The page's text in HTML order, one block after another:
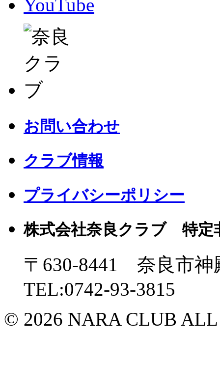
YouTube
お問い合わせ
クラブ情報
プライバシーポリシー
株式会社奈良クラブ 特定
〒630-8441 奈良市
TEL:0742-93-3815
© 2026 NARA CLUB ALL